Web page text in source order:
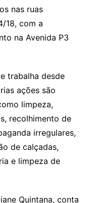
nas ruas
18, com a
na Avenida P3
trabalha desde
ações são
limpeza,
recolhimento de
irregulares,
de calçadas,
e limpeza de
Quintana, conta